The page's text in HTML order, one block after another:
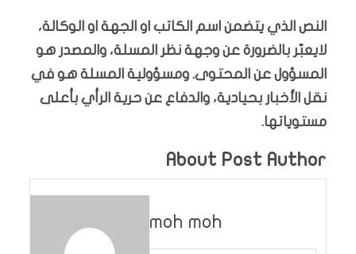
النص الذي يتضمن اسم الكاتب او الجهة او الوكالة،
لايعبّر بالضرورة عن وجهة نظر المسلة، والمصدر هو
المسؤول عن المحتوى. ومسؤولية المسلة هو في
نقل الأخبار بحيادية، والدفاع عن حرية الرأي بأعلى
مستوياتها.
About Post Author
moh moh